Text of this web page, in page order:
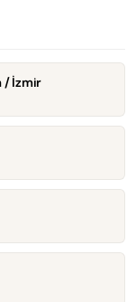
/ İzmir